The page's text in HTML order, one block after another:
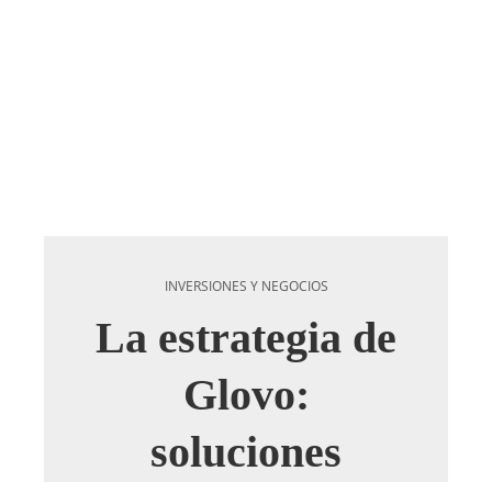
INVERSIONES Y NEGOCIOS
La estrategia de
Glovo:
soluciones